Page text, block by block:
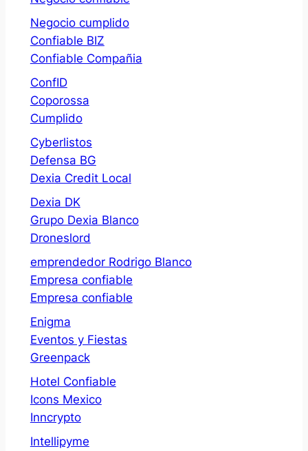
Negocio cumplido
Confiable BIZ
Confiable Compañia
ConfID
Coporossa
Cumplido
Cyberlistos
Defensa BG
Dexia Credit Local
Dexia DK
Grupo Dexia Blanco
Droneslord
emprendedor Rodrigo Blanco
Empresa confiable
Empresa confiable
Enigma
Eventos y Fiestas
Greenpack
Hotel Confiable
Icons Mexico
Inncrypto
Intellipyme